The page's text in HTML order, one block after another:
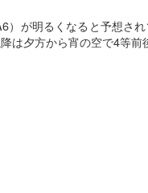
）が明るくなると予想さ
は夕方から宵の空で4等前